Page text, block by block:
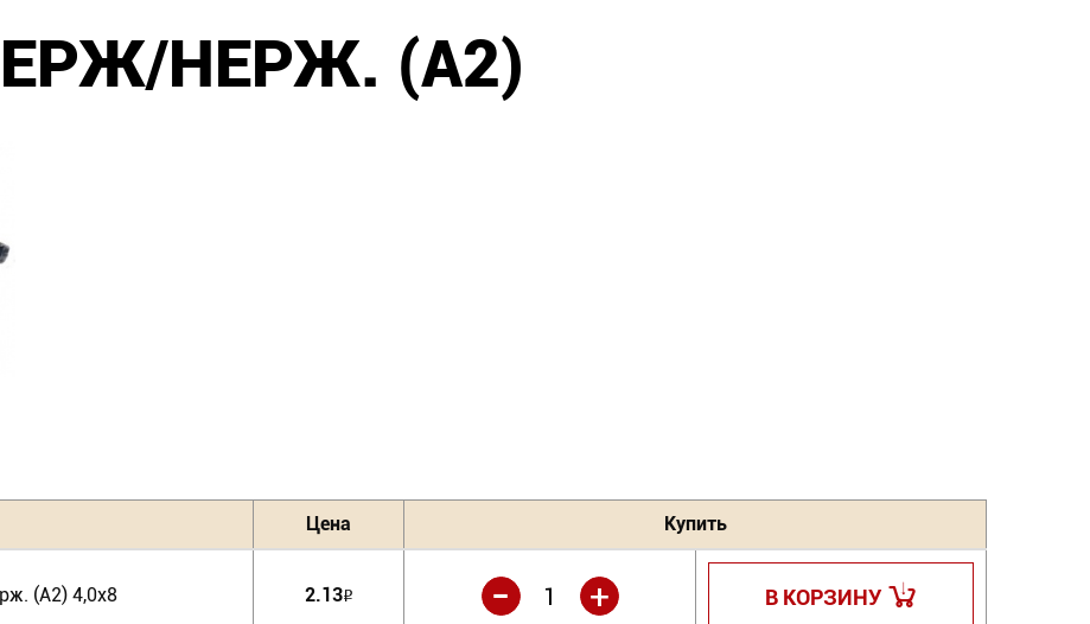
НЕРЖ. (А2)
Цена Купить
(А2) 4,0х8 2.13Р +
- В КОРЗИНУ